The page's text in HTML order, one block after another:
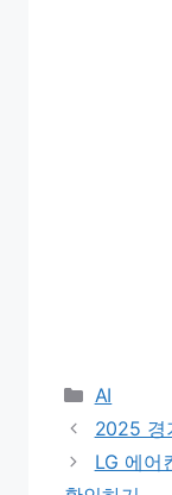
AI
2025 경
LG 에어